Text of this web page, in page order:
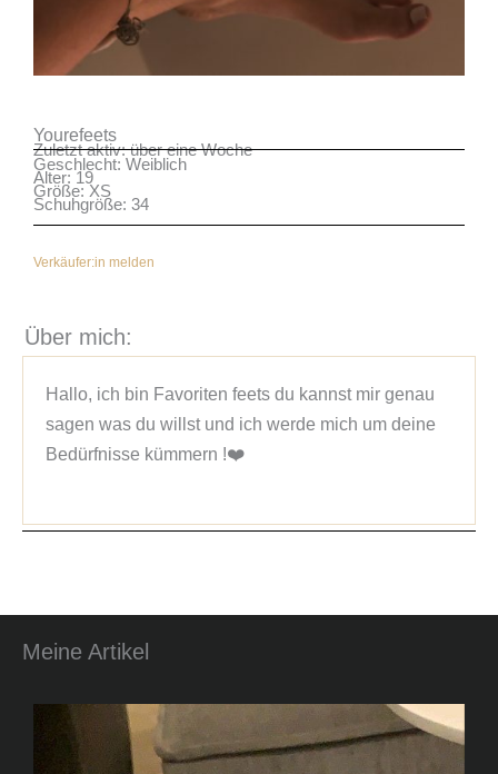
Yourefeets
Zuletzt aktiv: über eine Woche
Geschlecht: Weiblich
Alter: 19
Größe: XS
Schuhgröße: 34
Verkäufer:in melden
Über mich:
Hallo, ich bin Favoriten feets du kannst mir genau
sagen was du willst und ich werde mich um deine
Bedürfnisse kümmern !❤️
Meine Artikel